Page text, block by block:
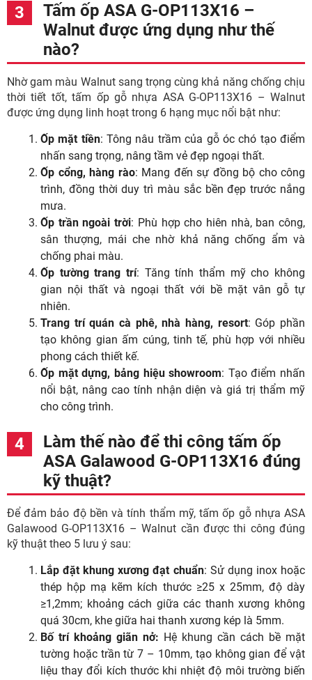
Tấm ốp ASA G-OP113X16 –
Walnut được ứng dụng như thế
nào?
Nhờ gam màu Walnut sang trọng cùng khả năng chống chịu
thời tiết tốt, tấm ốp gỗ nhựa ASA G-OP113X16 – Walnut
được ứng dụng linh hoạt trong 6 hạng mục nổi bật như:
Ốp mặt tiền: Tông nâu trầm của gỗ óc chó tạo điểm
nhấn sang trọng, nâng tầm vẻ đẹp ngoại thất.
Ốp cổng, hàng rào: Mang đến sự đồng bộ cho công
trình, đồng thời duy trì màu sắc bền đẹp trước nắng
mưa.
Ốp trần ngoài trời: Phù hợp cho hiên nhà, ban công,
sân thượng, mái che nhờ khả năng chống ẩm và
chống phai màu.
Ốp tường trang trí: Tăng tính thẩm mỹ cho không
gian nội thất và ngoại thất với bề mặt vân gỗ tự
nhiên.
Trang trí quán cà phê, nhà hàng, resort: Góp phần
tạo không gian ấm cúng, tinh tế, phù hợp với nhiều
phong cách thiết kế.
Ốp mặt dựng, bảng hiệu showroom: Tạo điểm nhấn
nổi bật, nâng cao tính nhận diện và giá trị thẩm mỹ
cho công trình.
Làm thế nào để thi công tấm ốp
ASA Galawood G-OP113X16 đúng
kỹ thuật?
Để đảm bảo độ bền và tính thẩm mỹ, tấm ốp gỗ nhựa ASA
Galawood G-OP113X16 – Walnut cần được thi công đúng
kỹ thuật theo 5 lưu ý sau:
Lắp đặt khung xương đạt chuẩn: Sử dụng inox hoặc
thép hộp mạ kẽm kích thước ≥25 x 25mm, độ dày
≥1,2mm; khoảng cách giữa các thanh xương không
quá 30cm, khe giữa hai thanh xương kép là 5mm.
Bố trí khoảng giãn nở: Hệ khung cần cách bề mặt
tường hoặc trần từ 7 – 10mm, tạo không gian để vật
liệu thay đổi kích thước khi nhiệt độ môi trường biến